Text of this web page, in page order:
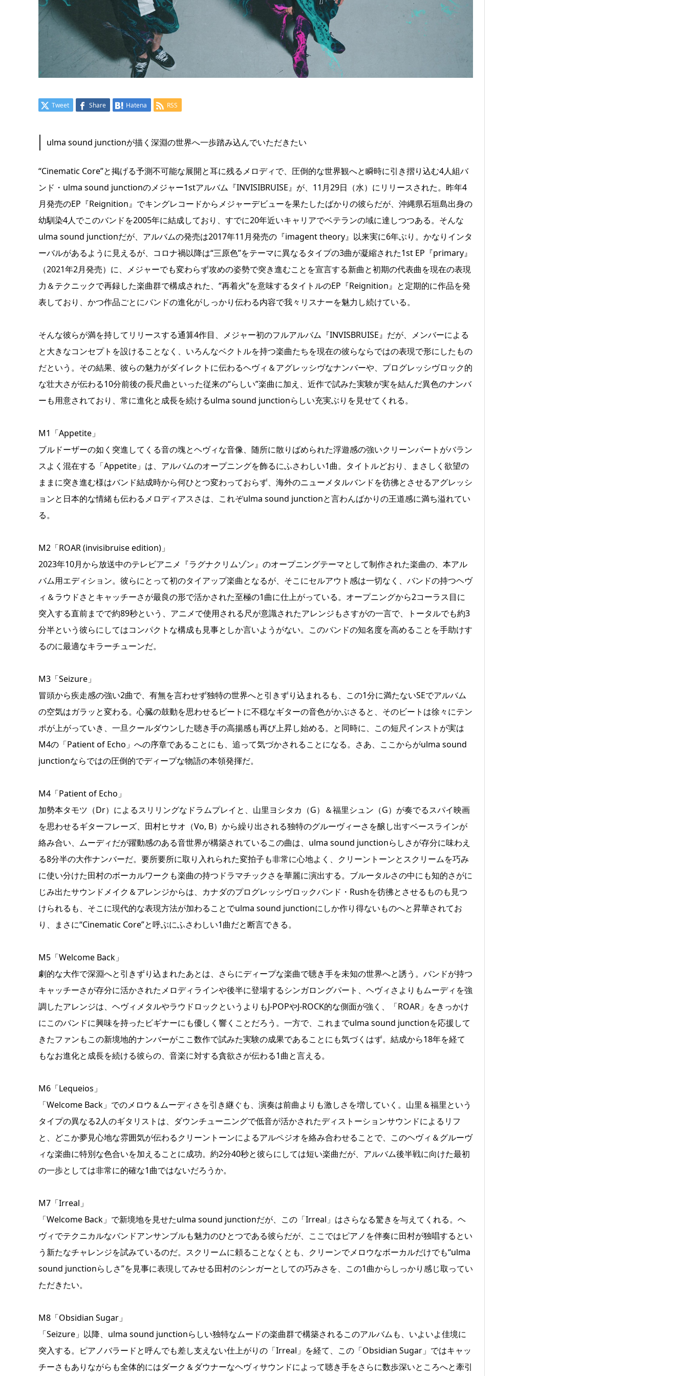
Tweet Share Hatena RSS
ulma sound junctionが描く深淵の世界へ一歩踏み込んでいただきたい
“Cinematic Core”と掲げる予測不可能な展開と耳に残るメロディで、圧倒的な世界観へと瞬時に引き摺り込む4人組バ
ンド・ulma sound junctionのメジャー1stアルバム『INVISIBRUISE』が、11月29日（水）にリリースされた。昨年4
月発売のEP『Reignition』でキングレコードからメジャーデビューを果たしたばかりの彼らだが、沖縄県石垣島出身の
幼馴染4人でこのバンドを2005年に結成しており、すでに20年近いキャリアでベテランの域に達しつつある。そんな
ulma sound junctionだが、アルバムの発売は2017年11月発売の『imagent theory』以来実に6年ぶり。かなりインタ
ーバルがあるように見えるが、コロナ禍以降は“三原色”をテーマに異なるタイプの3曲が凝縮された1st EP『primary』
（2021年2月発売）に、メジャーでも変わらず攻めの姿勢で突き進むことを宣言する新曲と初期の代表曲を現在の表現
力＆テクニックで再録した楽曲群で構成された、“再着火”を意味するタイトルのEP『Reignition』と定期的に作品を発
表しており、かつ作品ごとにバンドの進化がしっかり伝わる内容で我々リスナーを魅力し続けている。
そんな彼らが満を持してリリースする通算4作目、メジャー初のフルアルバム『INVISBRUISE』だが、メンバーによる
と大きなコンセプトを設けることなく、いろんなベクトルを持つ楽曲たちを現在の彼らならではの表現で形にしたもの
だという。その結果、彼らの魅力がダイレクトに伝わるヘヴィ＆アグレッシヴなナンバーや、プログレッシヴロック的
な壮大さが伝わる10分前後の長尺曲といった従来の“らしい”楽曲に加え、近作で試みた実験が実を結んだ異色のナンバ
ーも用意されており、常に進化と成長を続けるulma sound junctionらしい充実ぶりを見せてくれる。
M1「Appetite」
ブルドーザーの如く突進してくる音の塊とヘヴィな音像、随所に散りばめられた浮遊感の強いクリーンパートがバラン
スよく混在する「Appetite」は、アルバムのオープニングを飾るにふさわしい1曲。タイトルどおり、まさしく欲望の
ままに突き進む様はバンド結成時から何ひとつ変わっておらず、海外のニューメタルバンドを彷彿とさせるアグレッシ
ョンと日本的な情緒も伝わるメロディアスさは、これぞulma sound junctionと言わんばかりの王道感に満ち溢れてい
る。
M2「ROAR (invisibruise edition)」
2023年10月から放送中のテレビアニメ『ラグナクリムゾン』のオープニングテーマとして制作された楽曲の、本アル
バム用エディション。彼らにとって初のタイアップ楽曲となるが、そこにセルアウト感は一切なく、バンドの持つヘヴ
ィ＆ラウドさとキャッチーさが最良の形で活かされた至極の1曲に仕上がっている。オープニングから2コーラス目に
突入する直前までで約89秒という、アニメで使用される尺が意識されたアレンジもさすがの一言で、トータルでも約3
分半という彼らにしてはコンパクトな構成も見事としか言いようがない。このバンドの知名度を高めることを手助けす
るのに最適なキラーチューンだ。
M3「Seizure」
冒頭から疾走感の強い2曲で、有無を言わせず独特の世界へと引きずり込まれるも、この1分に満たないSEでアルバム
の空気はガラッと変わる。心臓の鼓動を思わせるビートに不穏なギターの音色がかぶさると、そのビートは徐々にテン
ポが上がっていき、一旦クールダウンした聴き手の高揚感も再び上昇し始める。と同時に、この短尺インストが実は
M4の「Patient of Echo」への序章であることにも、追って気づかされることになる。さあ、ここからがulma sound
junctionならではの圧倒的でディープな物語の本領発揮だ。
M4「Patient of Echo」
加勢本タモツ（Dr）によるスリリングなドラムプレイと、山里ヨシタカ（G）＆福里シュン（G）が奏でるスパイ映画
を思わせるギターフレーズ、田村ヒサオ（Vo, B）から繰り出される独特のグルーヴィーさを醸し出すベースラインが
絡み合い、ムーディだが躍動感のある音世界が構築されているこの曲は、ulma sound junctionらしさが存分に味わえ
る8分半の大作ナンバーだ。要所要所に取り入れられた変拍子も非常に心地よく、クリーントーンとスクリームを巧み
に使い分けた田村のボーカルワークも楽曲の持つドラマチックさを華麗に演出する。ブルータルさの中にも知的さがに
じみ出たサウンドメイク＆アレンジからは、カナダのプログレッシヴロックバンド・Rushを彷彿とさせるものも見つ
けられるも、そこに現代的な表現方法が加わることでulma sound junctionにしか作り得ないものへと昇華されてお
り、まさに“Cinematic Core”と呼ぶにふさわしい1曲だと断言できる。
M5「Welcome Back」
劇的な大作で深淵へと引きずり込まれたあとは、さらにディープな楽曲で聴き手を未知の世界へと誘う。バンドが持つ
キャッチーさが存分に活かされたメロディラインや後半に登場するシンガロングパート、ヘヴィさよりもムーディを強
調したアレンジは、ヘヴィメタルやラウドロックというよりもJ-POPやJ-ROCK的な側面が強く、「ROAR」をきっかけ
にこのバンドに興味を持ったビギナーにも優しく響くことだろう。一方で、これまでulma sound junctionを応援して
きたファンもこの新境地的ナンバーがここ数作で試みた実験の成果であることにも気づくはず。結成から18年を経て
もなお進化と成長を続ける彼らの、音楽に対する貪欲さが伝わる1曲と言える。
M6「Lequeios」
「Welcome Back」でのメロウ＆ムーディさを引き継ぐも、演奏は前曲よりも激しさを増していく。山里＆福里という
タイプの異なる2人のギタリストは、ダウンチューニングで低音が活かされたディストーションサウンドによるリフ
と、どこか夢見心地な雰囲気が伝わるクリーントーンによるアルペジオを絡み合わせることで、このヘヴィ＆グルーヴ
ィな楽曲に特別な色合いを加えることに成功。約2分40秒と彼らにしては短い楽曲だが、アルバム後半戦に向けた最初
の一歩としては非常に的確な1曲ではないだろうか。
M7「Irreal」
「Welcome Back」で新境地を見せたulma sound junctionだが、この「Irreal」はさらなる驚きを与えてくれる。ヘ
ヴィでテクニカルなバンドアンサンブルも魅力のひとつである彼らだが、ここではピアノを伴奏に田村が独唱するとい
う新たなチャレンジを試みているのだ。スクリームに頼ることなくとも、クリーンでメロウなボーカルだけでも“ulma
sound junctionらしさ”を見事に表現してみせる田村のシンガーとしての巧みさを、この1曲からしっかり感じ取ってい
ただきたい。
M8「Obsidian Sugar」
「Seizure」以降、ulma sound junctionらしい独特なムードの楽曲群で構築されるこのアルバムも、いよいよ佳境に
突入する。ピアノバラードと呼んでも差し支えない仕上がりの「Irreal」を経て、この「Obsidian Sugar」ではキャッ
チーさもありながらも全体的にはダーク＆ダウナーなヘヴィサウンドによって聴き手をさらに数歩深いところへと牽引